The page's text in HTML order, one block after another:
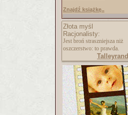
Znajdź książkę..
Złota myśl
Racjonalisty:
Jest broń straszniejsza niż
oszczerstwo: to prawda.
Talleyrand